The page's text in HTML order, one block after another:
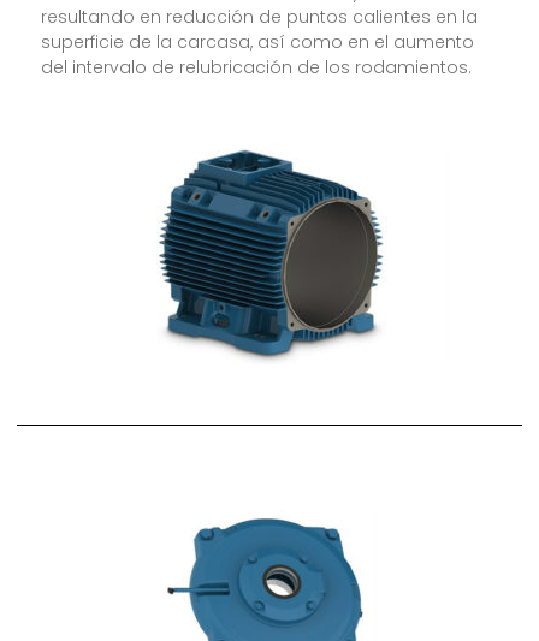
resultando en reducción de puntos calientes en la
superficie de la carcasa, así como en el aumento
del intervalo de relubricación de los rodamientos.